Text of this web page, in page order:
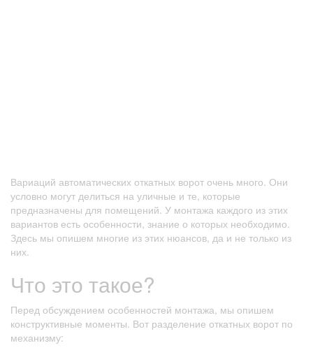
Вариаций автоматических откатных ворот очень много. Они
условно могут делиться на уличные и те, которые
предназначены для помещений. У монтажа каждого из этих
вариантов есть особенности, знание о которых необходимо.
Здесь мы опишем многие из этих нюансов, да и не только из
них.
Что это такое?
Перед обсуждением особенностей монтажа, мы опишем
конструктивные моменты. Вот разделение откатных ворот по
механизму: